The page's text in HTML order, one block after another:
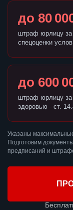
до 80
штраф юрлицу за
спецоценки
до 600
штраф юрлицу за
здоровью - ст.
Указаны
Подготовим
предписаний и